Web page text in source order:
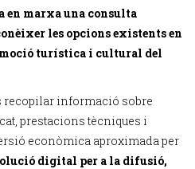
en marxa una consulta
les opcions existents en
turística i cultural del
recopilar informació sobre
prestacions tècniques i
econòmica aproximada per
digital per a la difusió,